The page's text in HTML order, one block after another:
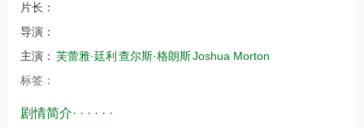
片长：
导演：
主演： 芙蕾雅·廷利 查尔斯·格朗斯Joshua Morton
标签：
剧情简介· · · · · ·